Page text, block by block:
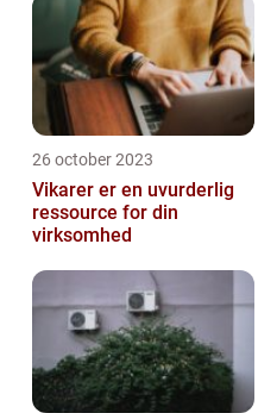
26 october 2023
Vikarer er en uvurderlig
ressource for din
virksomhed